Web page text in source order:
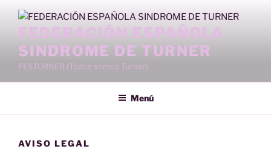
contenido
FEDERACIÓN ESPAÑOLA
SINDROME DE TURNER
FESTURNER (Todos somos Turner)
Menú
AVISO LEGAL